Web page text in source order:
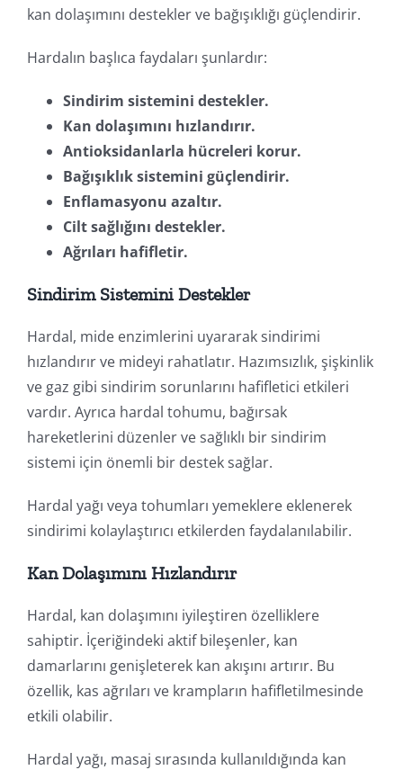
kan dolaşımını destekler ve bağışıklığı güçlendirir.
Hardalın başlıca faydaları şunlardır:
Sindirim sistemini destekler.
Kan dolaşımını hızlandırır.
Antioksidanlarla hücreleri korur.
Bağışıklık sistemini güçlendirir.
Enflamasyonu azaltır.
Cilt sağlığını destekler.
Ağrıları hafifletir.
Sindirim Sistemini Destekler
Hardal, mide enzimlerini uyararak sindirimi
hızlandırır ve mideyi rahatlatır. Hazımsızlık, şişkinlik
ve gaz gibi sindirim sorunlarını hafifletici etkileri
vardır. Ayrıca hardal tohumu, bağırsak
hareketlerini düzenler ve sağlıklı bir sindirim
sistemi için önemli bir destek sağlar.
Hardal yağı veya tohumları yemeklere eklenerek
sindirimi kolaylaştırıcı etkilerden faydalanılabilir.
Kan Dolaşımını Hızlandırır
Hardal, kan dolaşımını iyileştiren özelliklere
sahiptir. İçeriğindeki aktif bileşenler, kan
damarlarını genişleterek kan akışını artırır. Bu
özellik, kas ağrıları ve krampların hafifletilmesinde
etkili olabilir.
Hardal yağı, masaj sırasında kullanıldığında kan